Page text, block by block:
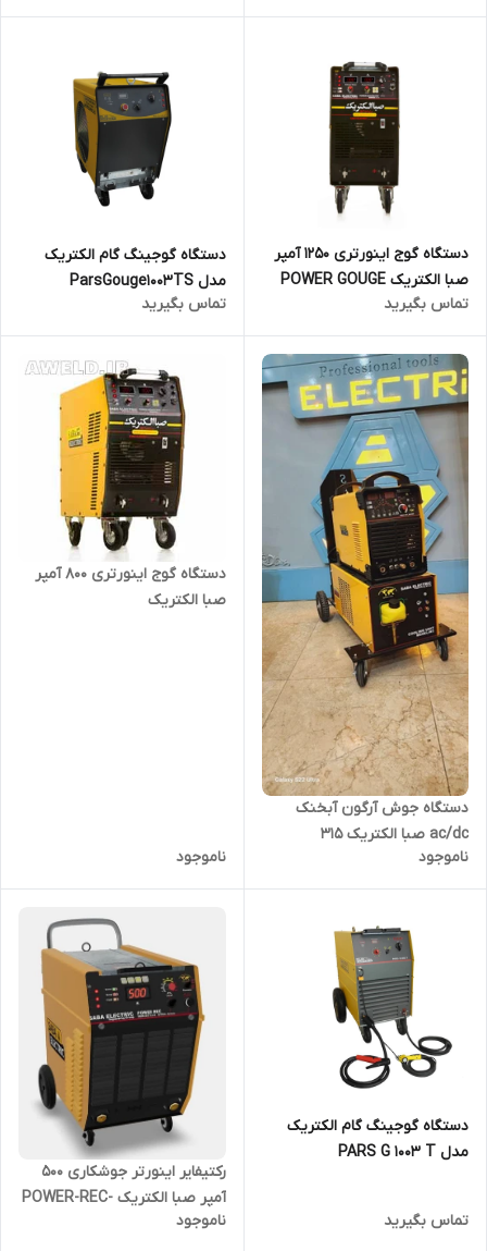
دستگاه گوج اینورتری 1250 آمپر
صبا الکتریک POWER GOUGE
INV 12.50
تماس بگیرید
دستگاه گوجینگ گام الکتریک
مدل ParsGouge1003TS
تماس بگیرید
دستگاه جوش آرگون آبخنک
ac/dc صبا الکتریک 315
ناموجود
دستگاه گوج اینورتری 800 آمپر
صبا الکتریک
ناموجود
دستگاه گوجینگ گام الکتریک
مدل PARS G 1003 T
تماس بگیرید
رکتیفایر اینورتر جوشکاری 500
آمپر صبا الکتریک POWER-REC-
SERIES5.0AG/CELL
ناموجود